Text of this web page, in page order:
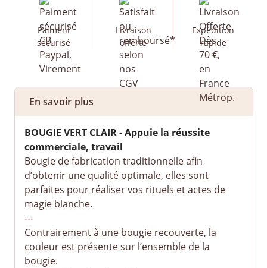
Paiment
sécurisé
Livraison
offerte
Expédition
rapide
En savoir plus
BOUGIE VERT CLAIR - Appuie la réussite
commerciale, travail
Bougie de fabrication traditionnelle afin
d’obtenir une qualité optimale, elles sont
parfaites pour réaliser vos rituels et actes de
magie blanche.
---
Contrairement à une bougie recouverte, la
couleur est présente sur l’ensemble de la
bougie.